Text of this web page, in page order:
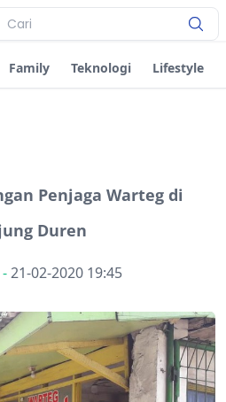
Family Teknologi Lifestyle
Penjaga Warteg di
Duren
-21-02-2020 19:45